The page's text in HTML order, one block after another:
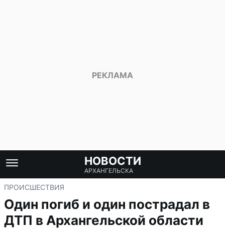
НОВОСТИ
АРХАНГЕЛЬСКА
ПРОИСШЕСТВИЯ
Один погиб и один пострадал в
ДТП в Архангельской области